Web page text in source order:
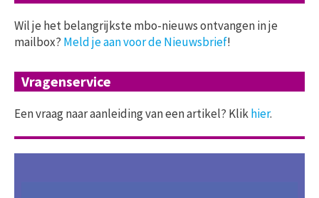
Wil je het belangrijkste mbo-nieuws ontvangen in je
mailbox? Meld je aan voor de Nieuwsbrief!
Vragenservice
Een vraag naar aanleiding van een artikel? Klikhier.